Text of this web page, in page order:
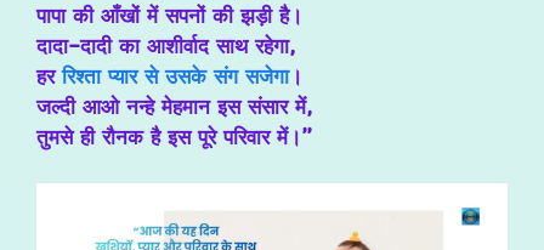
पापा की आँखों में सपनों की झड़ी है।
दादा-दादी का आशीर्वाद साथ रहेगा,
हररिश्ता प्यार से उसके संग सजेगा।
जल्दी आओ नन्हे मेहमान इस संसार में,
तुमसे ही रौनक है इस पूरे परिवार में।”